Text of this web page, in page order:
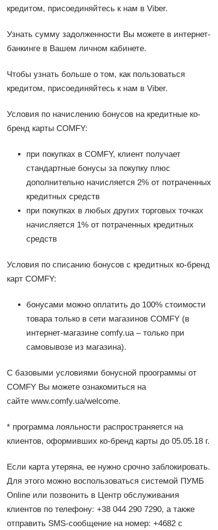
кредитом, присоединяйтесь к нам в Viber.
Узнать сумму задолженности Вы можете в интернет-
банкинге в Вашем личном кабинете.
Чтобы узнать больше о том, как пользоваться
кредитом, присоединяйтесь к нам в Viber.
Условия по начислению бонусов на кредитные ко-
бренд карты COMFY:
при покупках в COMFY, клиент получает
стандартные бонусы за покупку плюс
дополнительно начисляется 2% от потраченных
кредитных средств
при покупках в любых других торговых точках
начисляется 1% от потраченных кредитных
средств
Условия по списанию бонусов с кредитных ко-бренд
карт COMFY:
бонусами можно оплатить до 100% стоимости
товара только в сети магазинов COMFY (в
интернет-магазине comfy.ua – только при
самовывозе из магазина).
С базовыми условиями бонусной проограммы от
COMFY Вы можете ознакомиться на
сайте www.comfy.ua/welcome.
* программа лояльности распространяется на
клиентов, оформивших ко-бренд карты до 05.05.18 г.
Если карта утеряна, ее нужно срочно заблокировать.
Для этого можно воспользоваться системой ПУМБ
Online или позвонить в Центр обслуживания
клиентов по телефону: +38 044 290 7290, а также
отправить SMS-сообщение на номер: +4682 с